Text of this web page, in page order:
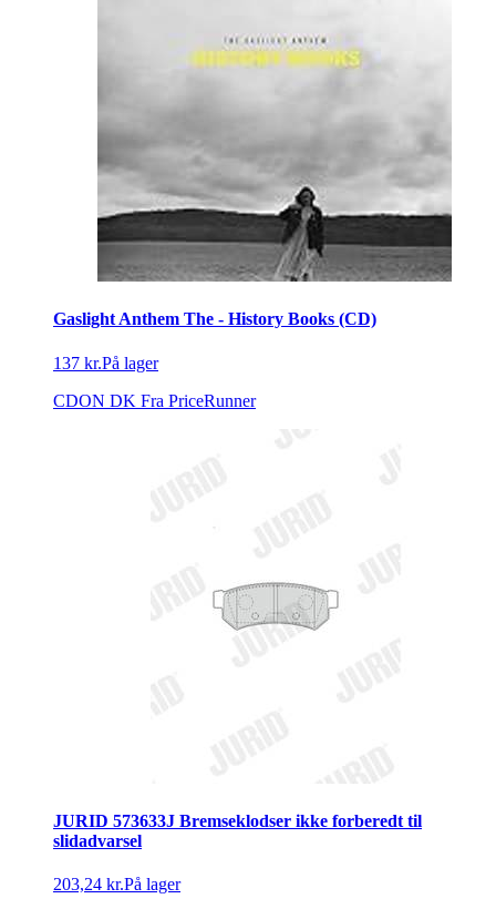
Gaslight Anthem The - History Books (CD)
137 kr.På lager
CDON DK Fra PriceRunner
JURID 573633J Bremseklodser ikke forberedt til
slidadvarsel
203,24 kr.På lager